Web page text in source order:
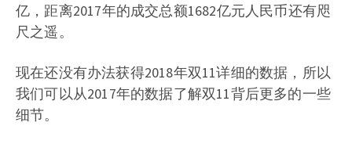
亿，距离2017年的成交总额1682亿元人民币还有咫
尺之遥。
现在还没有办法获得2018年双11详细的数据，所以
我们可以从2017年的数据了解双11背后更多的一些
细节。